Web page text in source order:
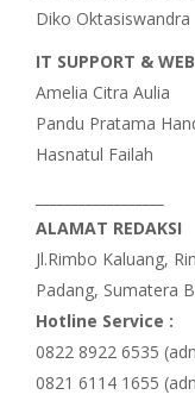
Diko Oktasiswandra
IT SUPPORT &
Amelia Citra Aulia
Pandu Pratama
Hasnatul Failah
ALAMAT REDAKSI
Jl.Rimbo Kaluang,
Padang, Sumatera
Hotline Service :
0822 8922 6535
0821 6114 1655